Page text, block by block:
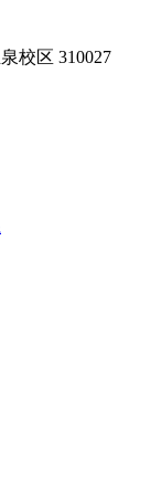
校区 310027